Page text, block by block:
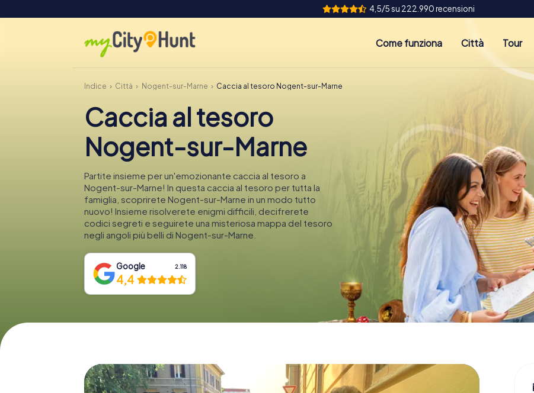
4,5/5 su 222.990 recensioni
Come funziona Città Tour
Indice Città Nogent-sur-Marne Caccia al tesoro Nogent-sur-Marne
Caccia al tesoro
Nogent-sur-Marne
Partite insieme per un'emozionante caccia al tesoro a
Nogent-sur-Marne! In questa caccia al tesoro per tutta la
famiglia, scoprirete Nogent-sur-Marne in un modo tutto
nuovo! Insieme risolverete enigmi difficili, decifrerete
codici segreti e seguirete una misteriosa mappa del tesoro
negli angoli più belli di Nogent-sur-Marne.
Google 2.118
4,4